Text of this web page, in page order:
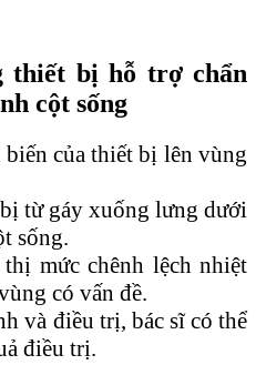
thiết bị hỗ trợ chẩn
cột sống
của thiết bị lên vùng
từ gáy xuống lưng dưới
sống.
mức chênh lệch nhiệt
có vấn đề.
và điều trị, bác sĩ có thể
điều trị.